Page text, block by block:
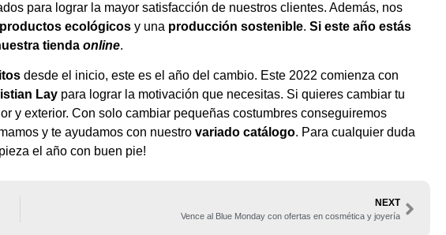
para lograr la mayor satisfacción de nuestros clientes. Además, nos
productos ecológicosy una producción sostenible. Si este año estás
tienda online.
desde el inicio, este es el año del cambio. Este 2022 comienza con
Laypara lograr la motivación que necesitas. Si quieres cambiar tu
y exterior. Con solo cambiar pequeñas costumbres conseguiremos
y te ayudamos con nuestro variado catálogo. Para cualquier duda
el año con buen pie!
NEXT
Vence al Blue Monday con ofertas en cosmética y joyería